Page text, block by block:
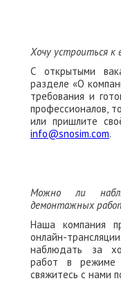
Хочу устроиться к
С открытыми
разделе «О
требования и
профессионалов,
или пришлите
info@snosim.com.
Можно ли
демонтажных
Наша компания
онлайн-
наблюдать за
работ в режиме
свяжитесь с нами